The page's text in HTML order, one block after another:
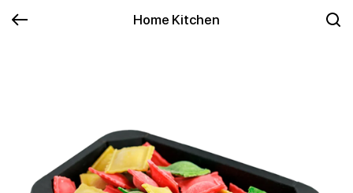
Home Kitchen